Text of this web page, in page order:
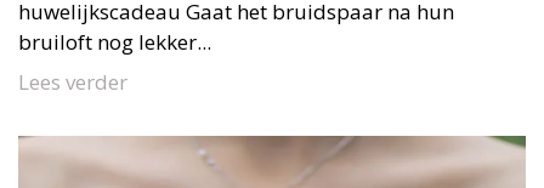
huwelijkscadeau Gaat het bruidspaar na hun
bruiloft nog lekker...
Lees verder